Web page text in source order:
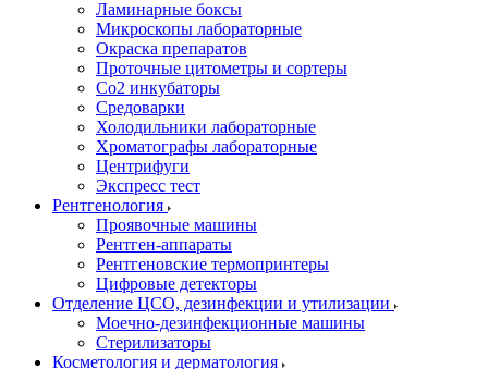
Ламинарные боксы
Микроскопы лабораторные
Окраска препаратов
Проточные цитометры и сортеры
Со2 инкубаторы
Средоварки
Холодильники лабораторные
Хроматографы лабораторные
Центрифуги
Экспресс тест
Рентгенология
Проявочные машины
Рентген-аппараты
Рентгеновские термопринтеры
Цифровые детекторы
Отделение ЦСО, дезинфекции и утилизации
Моечно-дезинфекционные машины
Стерилизаторы
Косметология и дерматология